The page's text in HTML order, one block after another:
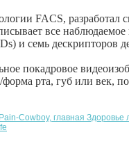
FACS,
все
и семь дескрипторов
покадровое
рта, губ или век,